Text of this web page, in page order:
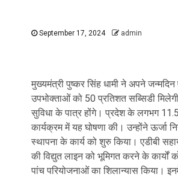
September 17, 2024 admin
मुख्यमंत्री पुष्कर सिंह धामी ने अपने
उपभोक्ताओं को 50 प्रतिशत सब्सिडी
सुविधा के पात्र होंगे। प्रदेश के लगभग
कार्यक्रम में यह घोषणा की। उन्होंने ऊर्जा
स्थापना के कार्य को शुरु किया। एडीबी
की विद्युत लाइन को भूमिगत करने के कार्यों
पांच परियोजनाओं का शिलान्यास किया।